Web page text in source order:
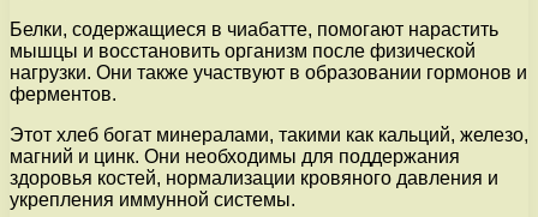
Белки, содержащиеся в чиабатте, помогают нарастить
мышцы и восстановить организм после физической
нагрузки. Они также участвуют в образовании гормонов и
ферментов.
Этот хлеб богат минералами, такими как кальций, железо,
магний и цинк. Они необходимы для поддержания
здоровья костей, нормализации кровяного давления и
укрепления иммунной системы.